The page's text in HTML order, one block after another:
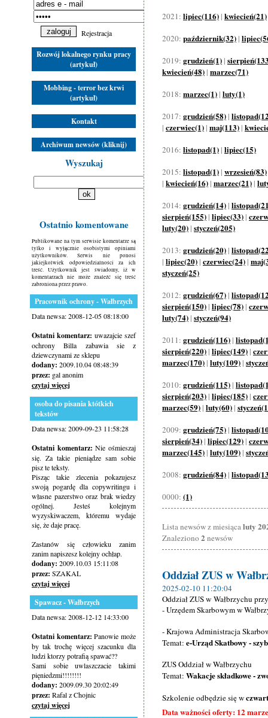
Rejestracja
Rozwój lokalnego rynku pracy
(artykuł)
Mobbing - terror bez krwi
(artykuł)
Kontakt
Archiwum newsów (kliknij)
Wyszukaj
Ostatnio komentowane
Publikowane na tym serwisie komentarze są
tylko i wyłącznie osobistymi opiniami
użytkowników. Serwis nie ponosi
jakiejkolwiek odpowiedzialności za ich
treść. Użytkownik jest świadomy, iż w
komentarzach nie może znaleźć się treść
zabroniona przez prawo.
Pracownik ochrony - Wałbrzych
Data newsa: 2008-12-05 08:18:00
Ostatni komentarz: uwazajcie szef
ochrony Billa zabawia sie z
dziewczynami ze sklepu
dodany: 2009.10.04 08:48:39
przez: gal anonim
czytaj więcej
osoba do pisania któtkich
tekstów
Data newsa: 2009-09-23 11:58:28
Ostatni komentarz: Nie ośmieszaj
się. Za takie pieniądze sam sobie
pisz te teksty.
Pisząc takie zlecenia pokazujesz
swoją pogardę dla copywritingu i
własne pazerstwo oraz brak wiedzy
ogólnej. Jesteś kolejnym
wyzyskiwaczem, któremu wydaje
się, że daje pracę.
Zastanów się człowieku zanim
zanim napiszesz kolejny ochłap.
dodany: 2009.10.03 15:11:08
przez: SZAKAL
czytaj więcej
Spawacz - Wałbrzych
Data newsa: 2008-12-12 14:33:00
Ostatni komentarz: Panowie może
by tak trochę więcej szacunku dla
ludzi ktorzy potrafią spawać??
Sami sobie uwlaszczacie takimi
pięniedzmi!!!!!!!!
dodany: 2009.09.30 20:02:49
przez: Rafal z Chojnic
czytaj więcej
2021: lipiec(116) | kwiecień(21)
2020: październik(32) |
2019: grudzień(1) |
kwiecień(48) | marzec(71)
2018: marzec(1) | luty(1)
2017: grudzień(58) |
| czerwiec(1) | maj(113) |
2016: listopad(1) | lipiec(15)
2015: listopad(1) | wrzesień(83)
| kwiecień(16) | marzec(21) |
2014: grudzień(14) |
sierpień(155) | lipiec(33) |
luty(20) | styczeń(205)
2013: grudzień(20) |
| lipiec(20) | czerwiec(24) |
styczeń(25)
2012: grudzień(67) |
sierpień(150) | lipiec(78) |
luty(74) | styczeń(94)
2011: grudzień(116) |
sierpień(220) | lipiec(149) |
marzec(170) | luty(109) |
2010: grudzień(115) |
sierpień(203) | lipiec(185) |
marzec(59) | luty(60) |
2009: grudzień(75) |
sierpień(34) | lipiec(129) |
marzec(145) | luty(109) |
2008: grudzień(84) |
0000: (1)
Lista newsów z miesiącaluty
Znaleziono 2 newsów
Oddział ZUS w
2025-02-10 11:20:04
Oddział ZUS w Wałbrzychu
- Urzędem Skarbowym w
- Krajowa Administracja
Temat: e-Urząd Skatbowy -
ZUS Oddział w Wałbrzychu
Temat: Wakacje składkowe -
Szkolenie odbędzie się w
Data ważności oferty: 12